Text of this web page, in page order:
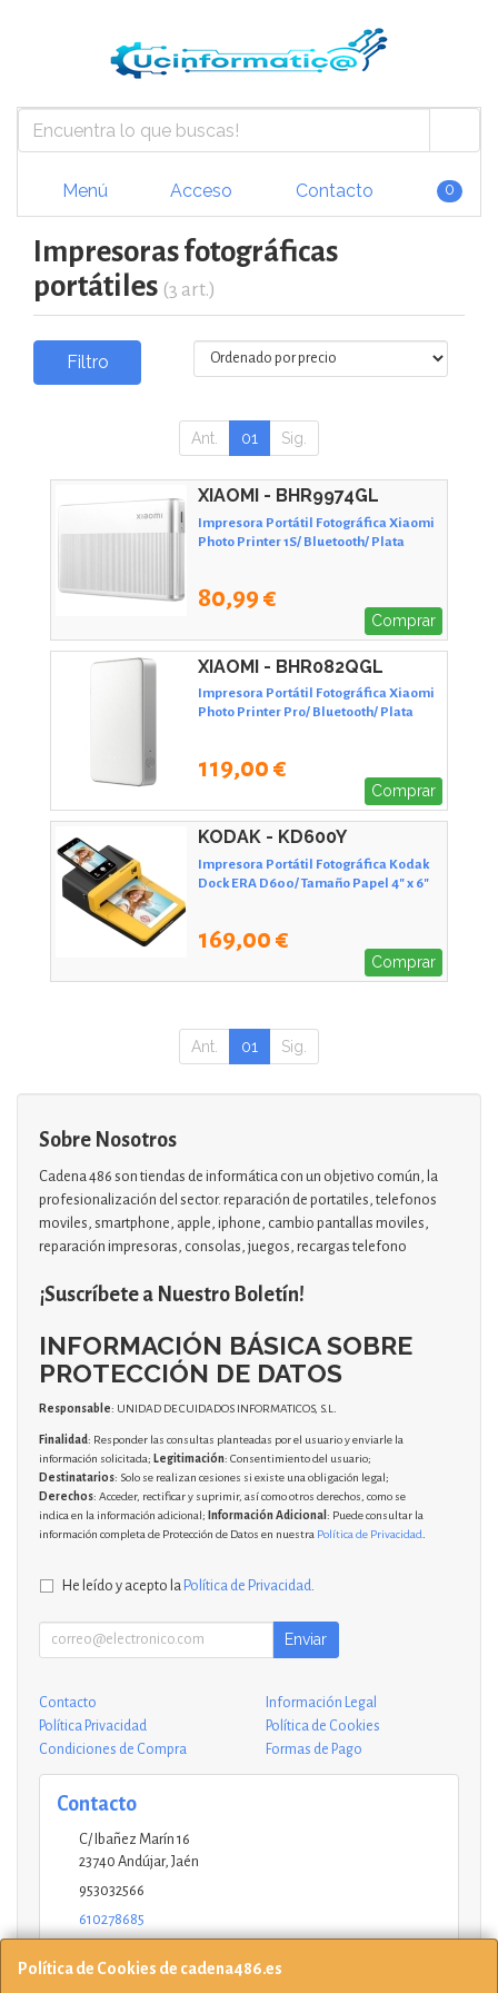
Menú Acceso Contacto 0
Impresoras fotográficas
portátiles (3 art.)
Filtro
Ant. 01 Sig.
XIAOMI - BHR9974GL
Impresora Portátil Fotográfica Xiaomi
Photo Printer 1S/ Bluetooth/ Plata
80,99 €
Comprar
XIAOMI - BHR082QGL
Impresora Portátil Fotográfica Xiaomi
Photo Printer Pro/ Bluetooth/ Plata
119,00 €
Comprar
KODAK - KD600Y
Impresora Portátil Fotográfica Kodak
Dock ERA D600/ Tamaño Papel 4" x 6"
169,00 €
Comprar
Ant. 01 Sig.
Política de Cookies de cadena486.es
Sobre Nosotros
Cadena 486 son tiendas de informática con un objetivo común, la
profesionalización del sector. reparación de portatiles, telefonos
moviles, smartphone, apple, iphone, cambio pantallas moviles,
reparación impresoras, consolas, juegos, recargas telefono
¡Suscríbete a Nuestro Boletín!
INFORMACIÓN BÁSICA SOBRE
PROTECCIÓN DE DATOS
Responsable: UNIDAD DE CUIDADOS INFORMATICOS, S.L.
Finalidad: Responder las consultas planteadas por el usuario y enviarle la
información solicitada; Legitimación: Consentimiento del usuario;
Destinatarios: Solo se realizan cesiones si existe una obligación legal;
Derechos: Acceder, rectificar y suprimir, así como otros derechos, como se
indica en la información adicional; Información Adicional : Puede consultar la
información completa de Protección de Datos en nuestra Política de Privacidad
He leído y acepto la Política de Privacidad
Enviar
Contacto
Información Legal
Política Privacidad
Política de Cookies
Condiciones de Compra
Formas de Pago
Contacto
C/ Ibañez Marín 16
23740 Andújar, Jaén
953032566
610278685